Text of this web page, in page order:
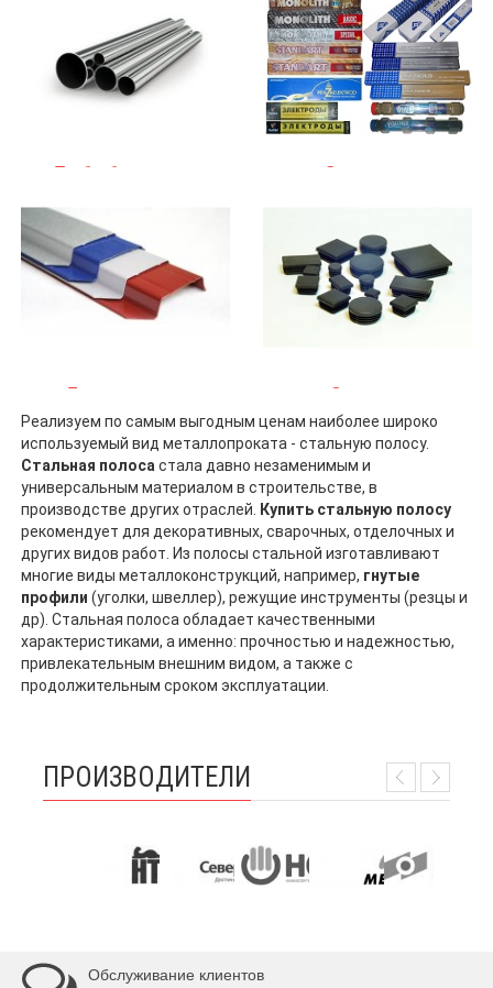
Трубы бесшовные Электроды
Евроштакетник Заглушки
Реализуем по самым выгодным ценам наиболее широко
используемый вид металлопроката - стальную полосу.
Стальная полоса стала давно незаменимым и
универсальным материалом в строительстве, в
производстве других отраслей.
Купить стальную полосу
рекомендует для декоративных, сварочных, отделочных и
других видов работ. Из полосы стальной изготавливают
многие виды металлоконструкций, например, гнутые
профили (уголки, швеллер), режущие инструменты (резцы и
др). Стальная полоса обладает качественными
характеристиками, а именно: прочностью и надежностью,
привлекательным внешним видом, а также с
продолжительным сроком эксплуатации.
ПРОИЗВОДИТЕЛИ
Обслуживание клиентов